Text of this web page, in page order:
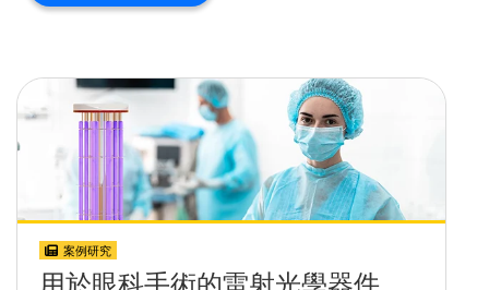
案例研究
用於眼科手術的雷射光學器件